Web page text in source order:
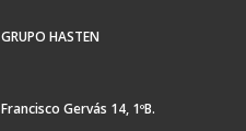
GRUPO HASTEN
Francisco Gervás 14, 1ºB.